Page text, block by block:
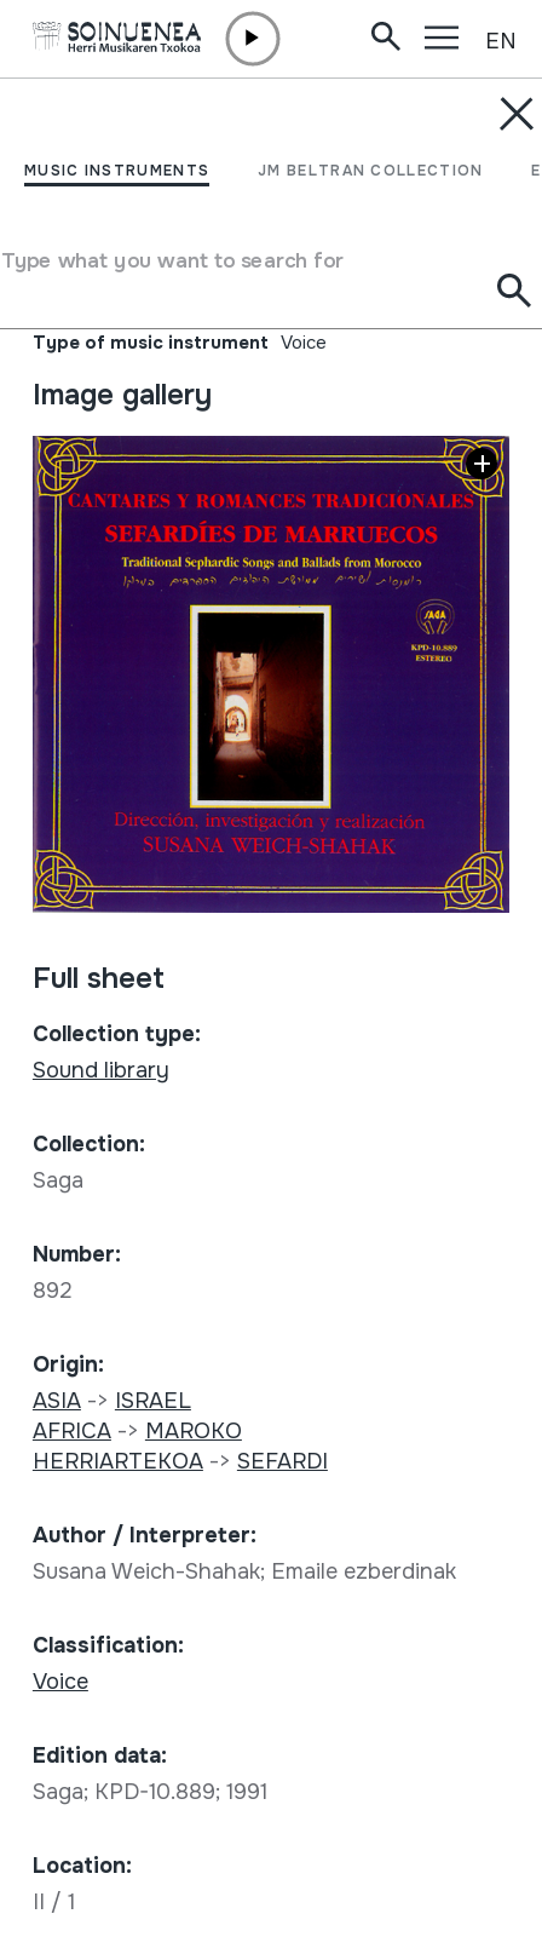
MUSIC INSTRUMENTS JM BELTRAN COLLECTION
Type what you want to search for
EN
Cantares y Romances
de Marruecos
Type of music instrument Voice
Image gallery
Full sheet
Collection type:
Sound library
Collection:
Saga
Number:
892
Origin:
ASIA-> ISRAEL
AFRICA-> MAROKO
HERRIARTEKOA-> SEFARDI
Author / Interpreter:
Susana Weich-Shahak; Emaile ezberdinak
Classification:
Voice
Edition data:
Saga; KPD-10.889; 1991
Location:
II / 1